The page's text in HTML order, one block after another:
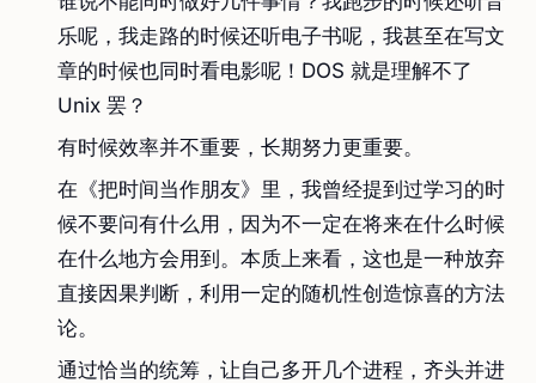
乐呢，我走路的时候还听电子书呢，我甚至在写文
章的时候也同时看电影呢！DOS 就是理解不了
Unix 罢？
有时候效率并不重要，长期努力更重要。
在《把时间当作朋友》里，我曾经提到过学习的时
候不要问有什么用，因为不一定在将来在什么时候
在什么地方会用到。本质上来看，这也是一种放弃
直接因果判断，利用一定的随机性创造惊喜的方法
论。
通过恰当的统筹，让自己多开几个进程，齐头并进